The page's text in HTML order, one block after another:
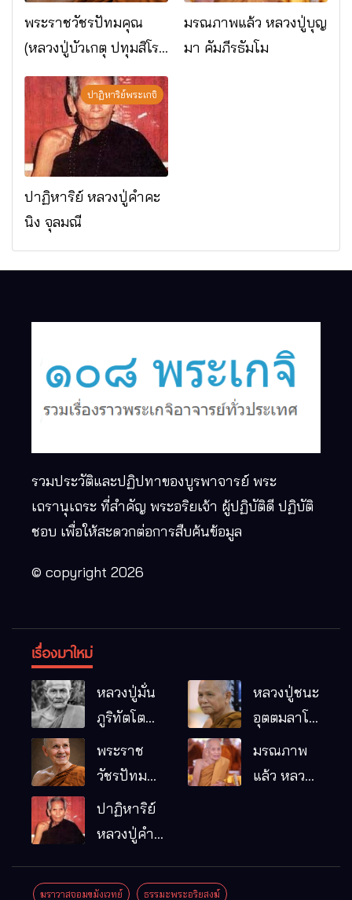
พระราชวัชรปัทมคุณ
(หลวงปู่บัวเกตุ ปทุมสิโร)
มรณภาพแล้ว วัดป่า
ดาราภิรมย์ อ.แม่ริม
จ.เชียงใหม่
มรณภาพแล้ว หลวงปู่บุญ
มา คัมภีรธัมโม
ปาฏิหาริย์พระเกจิ
ปาฏิหาริย์ หลวงปู่คำคะ
นิง จุลมณี
รวมประวัติและปฏิปทาของบูรพาจารย์ พระ
เถรานุเถระ ที่สำคัญ พระอริยเจ้า ผู้ปฏิบัติดี ปฏิบัติ
ชอบ เพื่อให้สะดวกต่อการสืบค้นข้อมูล
© copyright 2026
เรื่องมาใหม่
หลวงปู่มั่น
ภูริทัตโต
พระอริยเจ้า
ผู้เป็นบิดา
รมฐาน
หลวงปู่ชนะ
อุตตมลาโภ
หมากอื๋อ
พระราช
วัชรปัทม
คุณ (หลวง
ปู่บัวเกตุ
มรณภาพ
แล้ว หลวง
ปาฏิหาริย์
หลวงปู่คำ
มณี
ฆราวาสจอมขมังเวทย์ ธรรมะพระอริยสงฆ์